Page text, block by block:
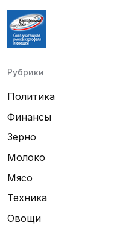
Рубрики
Политика
Финансы
Зерно
Молоко
Мясо
Техника
Овощи